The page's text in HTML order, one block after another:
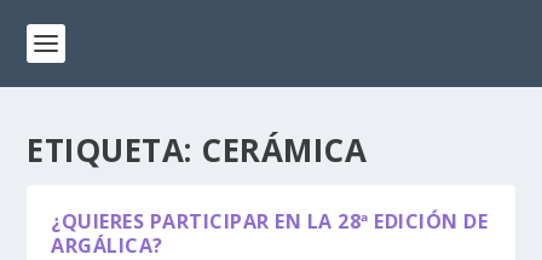
ETIQUETA: CERÁMICA
¿QUIERES PARTICIPAR EN LA 28ª EDICIÓN DE
ARGÁLICA?